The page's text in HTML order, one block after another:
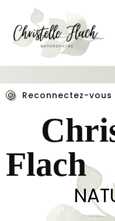
s
s
r
u
c
u
Reconnectez-
Flach